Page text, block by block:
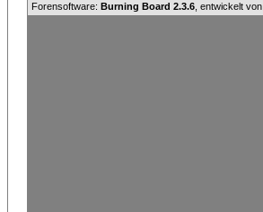
Forensoftware: Burning Board 2.3.6 , entwickelt von